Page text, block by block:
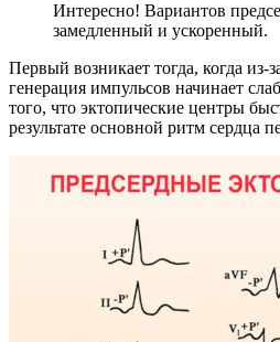
Интересно! Вариантов
замедленный и ускоренный.
Первый возникает тогда, когда из-
генерация импульсов начинает
того, что эктопические центры
результате основной ритм сердца